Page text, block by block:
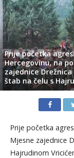
Prije početka
Hercegovinu, na
zajednice
štab na čelu s
Prije početka
Mjesne zajednice
Hajrudinom